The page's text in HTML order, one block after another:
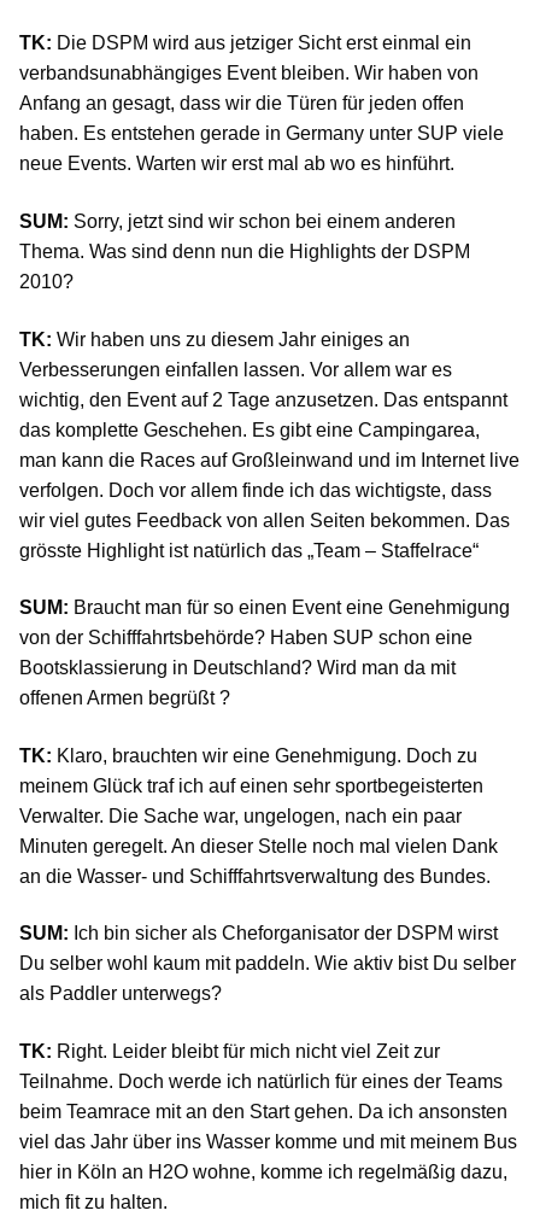
TK: Die DSPM wird aus jetziger Sicht erst einmal ein
verbandsunabhängiges Event bleiben. Wir haben von
Anfang an gesagt, dass wir die Türen für jeden offen
haben. Es entstehen gerade in Germany unter SUP viele
neue Events. Warten wir erst mal ab wo es hinführt.
SUM: Sorry, jetzt sind wir schon bei einem anderen
Thema. Was sind denn nun die Highlights der DSPM
2010?
TK: Wir haben uns zu diesem Jahr einiges an
Verbesserungen einfallen lassen. Vor allem war es
wichtig, den Event auf 2 Tage anzusetzen. Das entspannt
das komplette Geschehen. Es gibt eine Campingarea,
man kann die Races auf Großleinwand und im Internet live
verfolgen. Doch vor allem finde ich das wichtigste, dass
wir viel gutes Feedback von allen Seiten bekommen. Das
grösste Highlight ist natürlich das „Team – Staffelrace“
SUM: Braucht man für so einen Event eine Genehmigung
von der Schifffahrtsbehörde? Haben SUP schon eine
Bootsklassierung in Deutschland? Wird man da mit
offenen Armen begrüßt ?
TK: Klaro, brauchten wir eine Genehmigung. Doch zu
meinem Glück traf ich auf einen sehr sportbegeisterten
Verwalter. Die Sache war, ungelogen, nach ein paar
Minuten geregelt. An dieser Stelle noch mal vielen Dank
an die Wasser- und Schifffahrtsverwaltung des Bundes.
SUM: Ich bin sicher als Cheforganisator der DSPM wirst
Du selber wohl kaum mit paddeln. Wie aktiv bist Du selber
als Paddler unterwegs?
TK: Right. Leider bleibt für mich nicht viel Zeit zur
Teilnahme. Doch werde ich natürlich für eines der Teams
beim Teamrace mit an den Start gehen. Da ich ansonsten
viel das Jahr über ins Wasser komme und mit meinem Bus
hier in Köln an H2O wohne, komme ich regelmäßig dazu,
mich fit zu halten.